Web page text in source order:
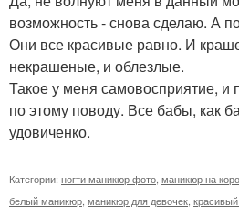
возможность - снова сделаю. А
Они все красивые равно. И
некрашеные, и облезлые.
Такое у меня самовосприятие, и
по этому поводу. Все бабы, как
удовиченко.
Категории: ногти маникюр фото маникюр на
белый маникюр маникюр для девочек